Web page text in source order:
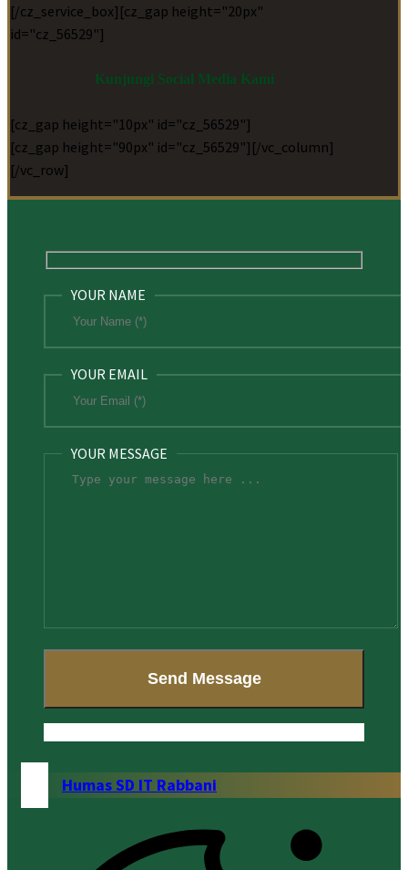
[/cz_service_box][cz_gap height="20px"
id="cz_56529"]
Kunjungi Social Media Kami
[cz_gap height="10px" id="cz_56529"]
[cz_gap height="90px" id="cz_56529"][/vc_column]
[/vc_row]
YOUR NAME
YOUR EMAIL
YOUR MESSAGE
Humas SD IT Rabbani